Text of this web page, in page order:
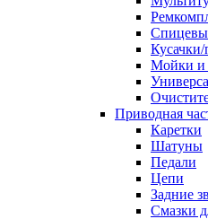
Мойки и
Приводная
Каретки
Шатуны
Педали
Цепи
Задние
Смазки